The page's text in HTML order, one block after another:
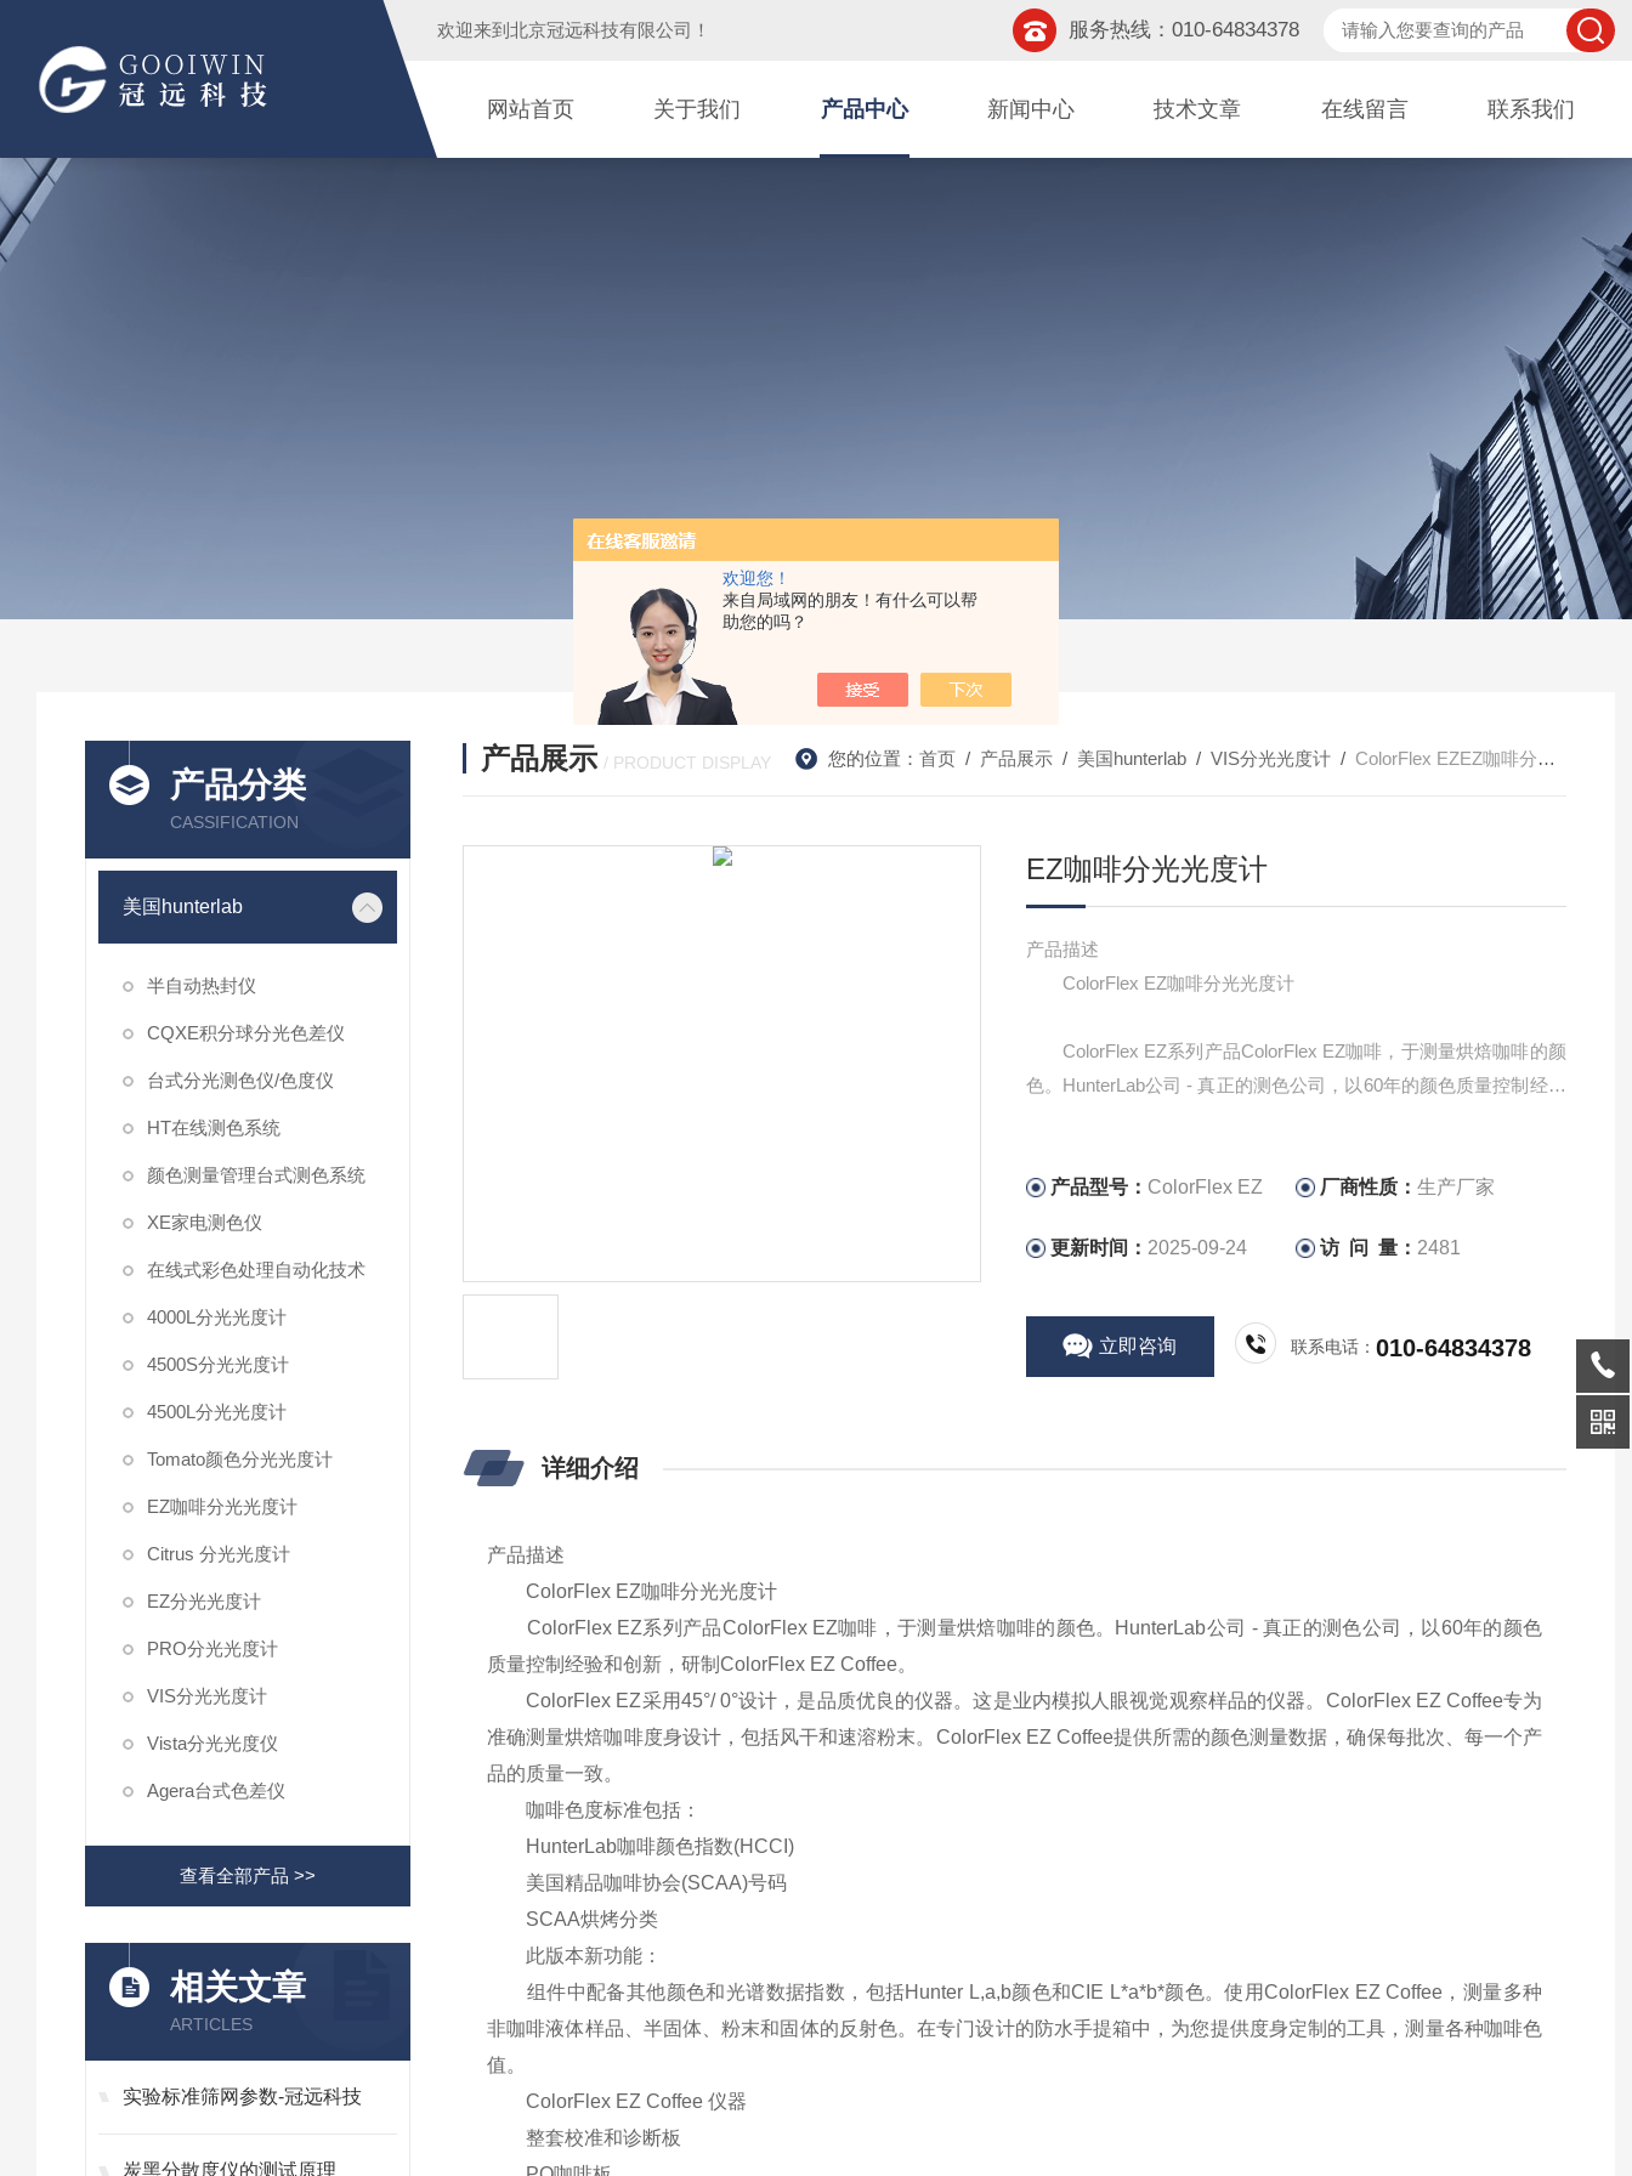
欢迎您！
来自局域网的朋友！有什么可以帮
助您的吗？
欢迎来到 北京冠远科技有限公司 ！ 服务热线：010-64834378
网站首页 关于我们 产品中心 新闻中心 技术文章 在线留言 联系我们
产品分类
CASSIFICATION
美国hunterlab
半自动热封仪
CQXE积分球分光色差仪
台式分光测色仪/色度仪
HT在线测色系统
颜色测量管理台式测色系统
XE家电测色仪
在线式彩色处理自动化技术
4000L分光光度计
4500S分光光度计
4500L分光光度计
Tomato颜色分光光度计
EZ咖啡分光光度计
Citrus 分光光度计
EZ分光光度计
PRO分光光度计
VIS分光光度计
Vista分光光度仪
Agera台式色差仪
查看全部产品 >>
相关文章
ARTICLES
实验标准筛网参数-冠远科技
炭黑分散度仪的测试原理
产品展示 / PRODUCT DISPLAY 您的位置： 首页/ 产品展示/ 美国hunterlab/ VIS分光光度计/ ColorFlex EZEZ咖啡分光光度计
EZ咖啡分光光度计
产品描述
ColorFlex EZ咖啡分光光度计
ColorFlex EZ系列产品ColorFlex EZ咖啡，于测量烘焙咖啡的颜
色。HunterLab公司 - 真正的测色公司，以60年的颜色质量控制经验
ColorFlex EZ采用45°/ 0°设计，是品质优良的仪器。这是业内模
产品型号： ColorFlex EZ 厂商性质：生产厂家
更新时间： 2025-09-24 访 问 量： 2481
立即咨询 联系电话：010-64834378
详细介绍
产品描述
ColorFlex EZ咖啡分光光度计
ColorFlex EZ系列产品ColorFlex EZ咖啡，于测量烘焙咖啡的颜色。HunterLab公司 - 真正的测色公司，以60年的颜色
质量控制经验和创新，研制ColorFlex EZ Coffee。
ColorFlex EZ采用45°/ 0°设计，是品质优良的仪器。这是业内模拟人眼视觉观察样品的仪器。ColorFlex EZ Coffee专为
准确测量烘焙咖啡度身设计，包括风干和速溶粉末。ColorFlex EZ Coffee提供所需的颜色测量数据，确保每批次、每一个产
品的质量一致。
咖啡色度标准包括：
HunterLab咖啡颜色指数(HCCI)
美国精品咖啡协会(SCAA)号码
SCAA烘烤分类
此版本新功能：
组件中配备其他颜色和光谱数据指数，包括Hunter L,a,b颜色和CIE L*a*b*颜色。使用ColorFlex EZ Coffee，测量多种
非咖啡液体样品、半固体、粉末和固体的反射色。在专门设计的防水手提箱中，为您提供度身定制的工具，测量各种咖啡色
值。
ColorFlex EZ Coffee 仪器
整套校准和诊断板